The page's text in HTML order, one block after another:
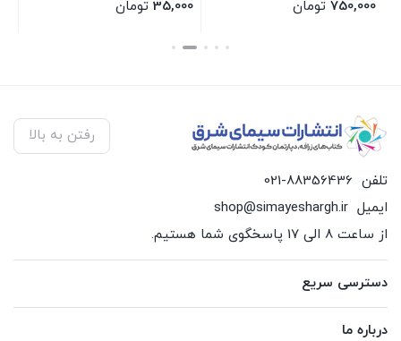
750,000 تومان 35,000 تومان
بستن
رفتن به بالا
تلفن 021-88356436
ایمیل shop@simayeshargh.ir
از ساعت 8 الی 17 پاسخگوی شما هستیم.
دسترسی سریع
درباره ما